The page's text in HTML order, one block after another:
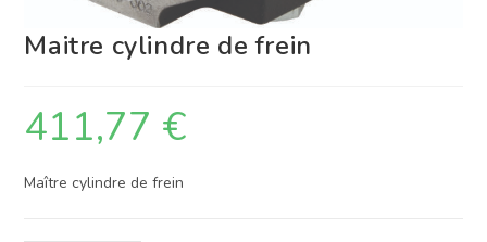
Maitre cylindre de frein
411,77 €
Maître cylindre de frein